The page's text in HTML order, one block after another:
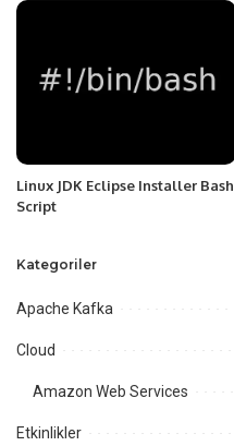
Linux JDK Eclipse Installer Bash
Script
Kategoriler
Apache Kafka
Cloud
Amazon Web Services
Etkinlikler